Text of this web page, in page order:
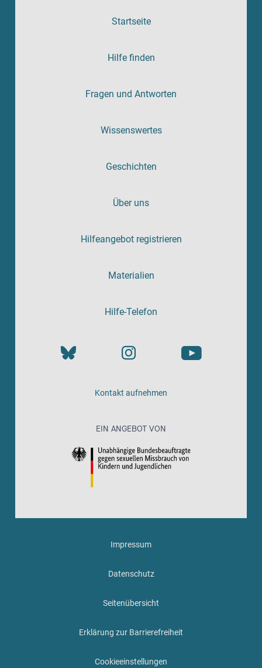
Startseite
Hilfe finden
Fragen und Antworten
Wissenswertes
Geschichten
Über uns
Hilfeangebot registrieren
Materialien
Hilfe-Telefon
Kontakt aufnehmen
EIN ANGEBOT VON
Impressum
Datenschutz
Seitenübersicht
Erklärung zur Barrierefreiheit
Cookieeinstellungen